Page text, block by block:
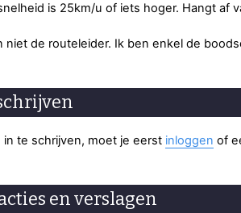
is 25km/u of iets hoger. Hangt af
niet de routeleider. Ik ben enkel de
in te schrijven, moet je eerst inloggen of
en verslagen